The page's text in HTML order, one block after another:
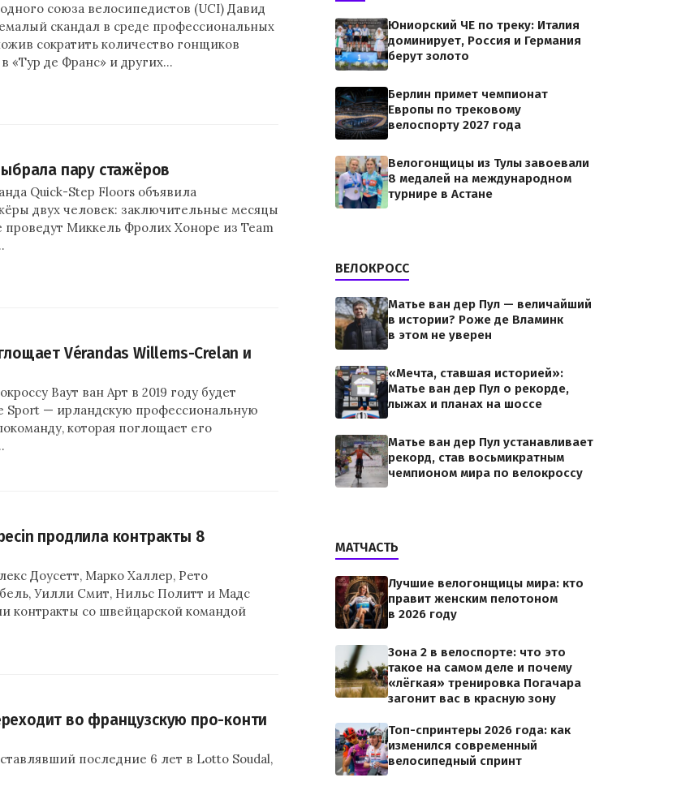
союза велосипедистов (UCI) Давид
скандал в среде профессиональных
сократить количество гонщиков
«Тур де Франс» и других…
пару стажёров
Quick-Step Floors объявила
двух человек: заключительные месяцы
проведут Миккель Фролих Хоноре из Team
Vérandas Willems-Crelan и
Ваут ван Арт в 2019 году будет
Sport — ирландскую профессиональную
которая поглощает его
продлила контракты 8
Доусетт, Марко Халлер, Рето
Уилли Смит, Нильс Политт и Мадс
контракты со швейцарской командой
во французскую про-конти
последние 6 лет в Lotto Soudal,
Юниорский ЧЕ по треку: Италия
доминирует, Россия и Германия
берут золото
Берлин примет чемпионат
Европы по трековому
велоспорту 2027 года
Велогонщицы из Тулы завоевали
8 медалей на международном
турнире в Астане
ВЕЛОКРОСС
Матье ван дер Пул — величайший
в истории? Роже де Вламинк
в этом не уверен
«Мечта, ставшая историей»:
Матье ван дер Пул о рекорде,
лыжах и планах на шоссе
Матье ван дер Пул устанавливает
рекорд, став восьмикратным
чемпионом мира по велокроссу
МАТЧАСТЬ
Лучшие велогонщицы мира: кто
правит женским пелотоном
в 2026 году
Зона 2 в велоспорте: что это
такое на самом деле и почему
«лёгкая» тренировка Погачара
загонит вас в красную зону
Топ-спринтеры 2026 года: как
изменился современный
велосипедный спринт